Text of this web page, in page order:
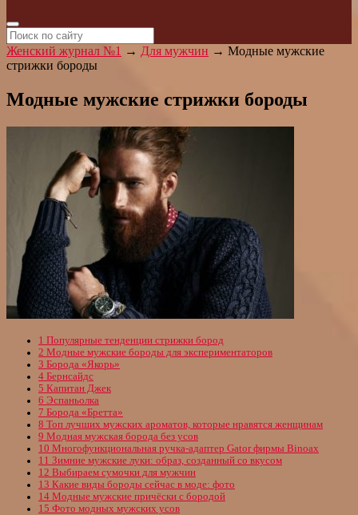
Женский журнал №1 → Для мужчин → Модные мужские
стрижки бороды
Модные мужские стрижки бороды
1 Популярные тенденции стрижки бород
2 Модные мужские бороды для экспериментаторов
3 Борода «Якорь»
4 Бернсайдс
5 Капитан Джек
6 Эспаньолка
7 Борода «Бретта»
8 Топ лучших мужских ароматов, которые нравятся женщинам
9 Модная мужская борода без усов
10 Многофункциональная ручка-адаптер Gator фирмы Binoax
11 Зимние мужские луки: образ, созданный со вкусом
12 Выбираем сумочки для мужчин
13 Какие виды бороды сейчас в моде: фото
14 Модные мужские причёски с бородой
15 Фото модных мужских усов